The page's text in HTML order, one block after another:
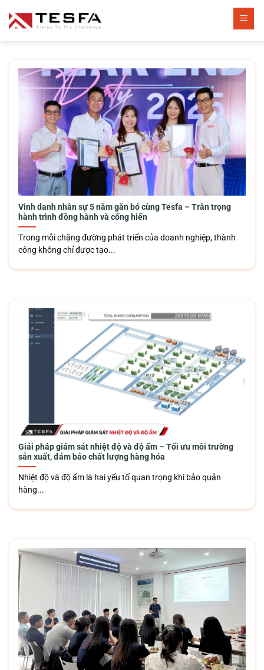
qua
Vinh danh nhân sự 5 năm gắn bó cùng Tesfa – Trân trọng
hành trình đồng hành và cống hiến
Trong mỗi chặng đường phát triển của doanh nghiệp, thành
công không chỉ được tạo...
Giải pháp giám sát nhiệt độ và độ ẩm – Tối ưu môi trường
sản xuất, đảm bảo chất lượng hàng hóa
Nhiệt độ và độ ẩm là hai yếu tố quan trọng khi bảo quản
hàng...